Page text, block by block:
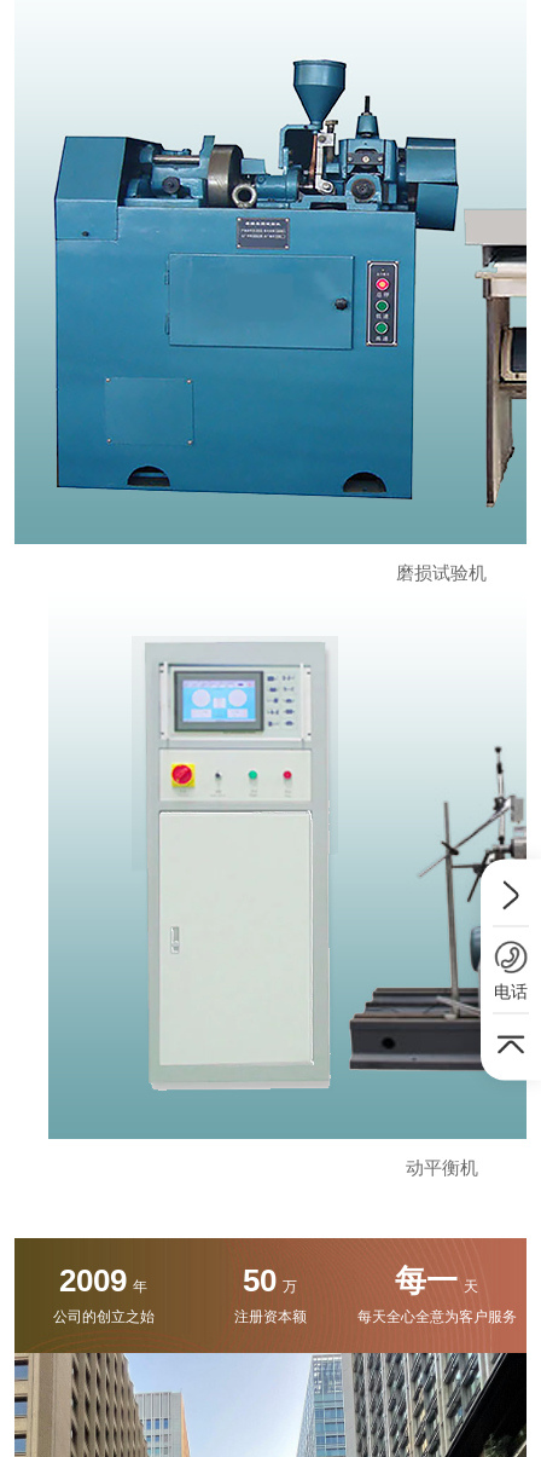
磨损试验机
动平衡机
2009 年
公司的创立之始
50 万
注册资本额
每一 天
每天全心全意为客户服务
电话